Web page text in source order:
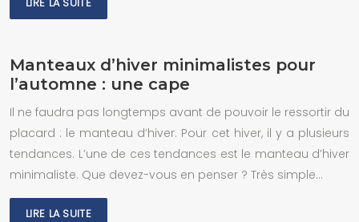
Manteaux d’hiver minimalistes pour
l’automne : une cape
Il ne faudra pas longtemps avant de pouvoir le ressortir du
placard : le manteau d’hiver. Pour cet hiver, il y a plusieurs
tendances. L’une de ces tendances est le manteau d’hiver
minimaliste. Que devez-vous en penser ? Très simple…
LIRE LA SUITE